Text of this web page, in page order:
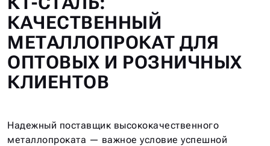
КАЧЕСТВЕННЫЙ
МЕТАЛЛОПРОКАТ ДЛЯ
ОПТОВЫХ И РОЗНИЧНЫХ
КЛИЕНТОВ
Надежный поставщик высококачественного
металлопроката — важное условие успешной